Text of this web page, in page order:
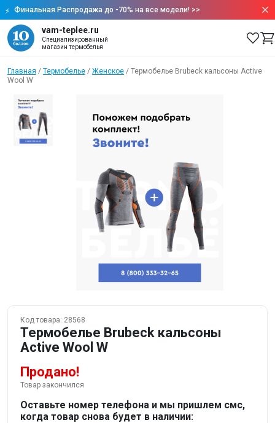
Финальная Распродажа до -70% на все модели! >>
vam-teplee.ru
Специализированный
магазин термобелья
Главная / Термобелье / Женское / Термобелье Brubeck кальсоны Active
Wool W
Код товара: 28568
Термобелье Brubeck кальсоны
Active Wool W
Продано!
Товар закончился
Оставьте номер телефона и мы пришлем смс,
когда товар снова будет в наличии: